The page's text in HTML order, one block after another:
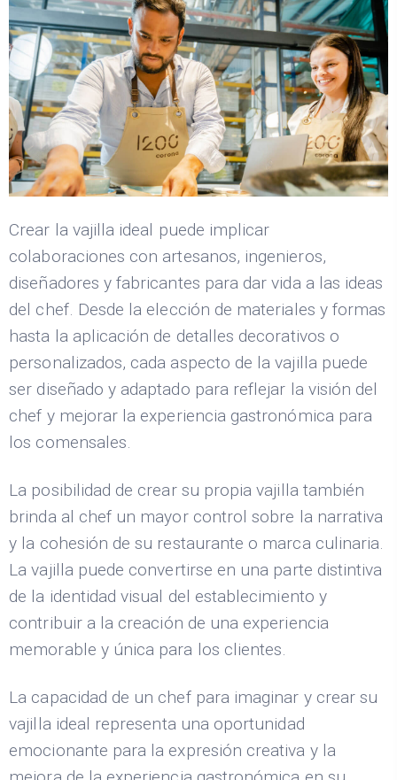
Crear la vajilla ideal puede implicar
colaboraciones con artesanos, ingenieros,
diseñadores y fabricantes para dar vida a las ideas
del chef. Desde la elección de materiales y formas
hasta la aplicación de detalles decorativos o
personalizados, cada aspecto de la vajilla puede
ser diseñado y adaptado para reflejar la visión del
chef y mejorar la experiencia gastronómica para
los comensales.
La posibilidad de crear su propia vajilla también
brinda al chef un mayor control sobre la narrativa
y la cohesión de su restaurante o marca culinaria.
La vajilla puede convertirse en una parte distintiva
de la identidad visual del establecimiento y
contribuir a la creación de una experiencia
memorable y única para los clientes.
La capacidad de un chef para imaginar y crear su
vajilla ideal representa una oportunidad
emocionante para la expresión creativa y la